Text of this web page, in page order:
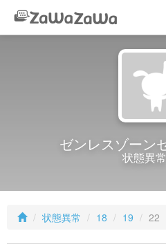
ゼンレスゾーン
状態異
状態異常 18 19 22